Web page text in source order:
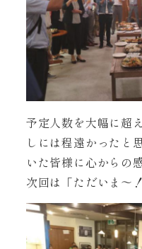
予定人数を大幅に超
しには程遠かったと
いた皆様に心からの
次回は「ただいま〜